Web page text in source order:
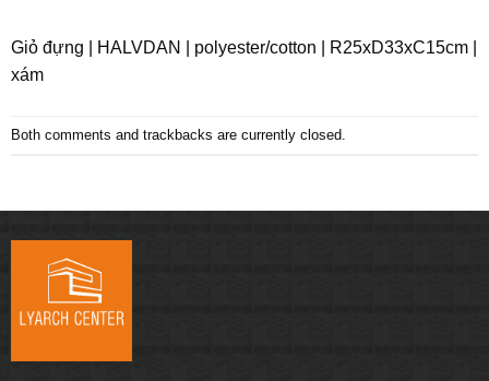
Giỏ đựng | HALVDAN | polyester/cotton | R25xD33xC15cm |
xám
Both comments and trackbacks are currently closed.